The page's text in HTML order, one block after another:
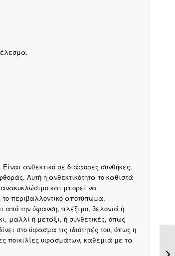
ανθεκτικό σε διάφορες συνθήκες,
Αυτή η ανθεκτικότητα το καθιστά
και μπορεί να
περιβαλλοντικό αποτύπωμα.
την ύφανση, πλέξιμο, βελονιά ή
μαλλί ή μετάξι, ή συνθετικές, όπως
στο ύφασμα τις ιδιότητές του, όπως η
ποικιλίες υφασμάτων, καθεμιά με τα